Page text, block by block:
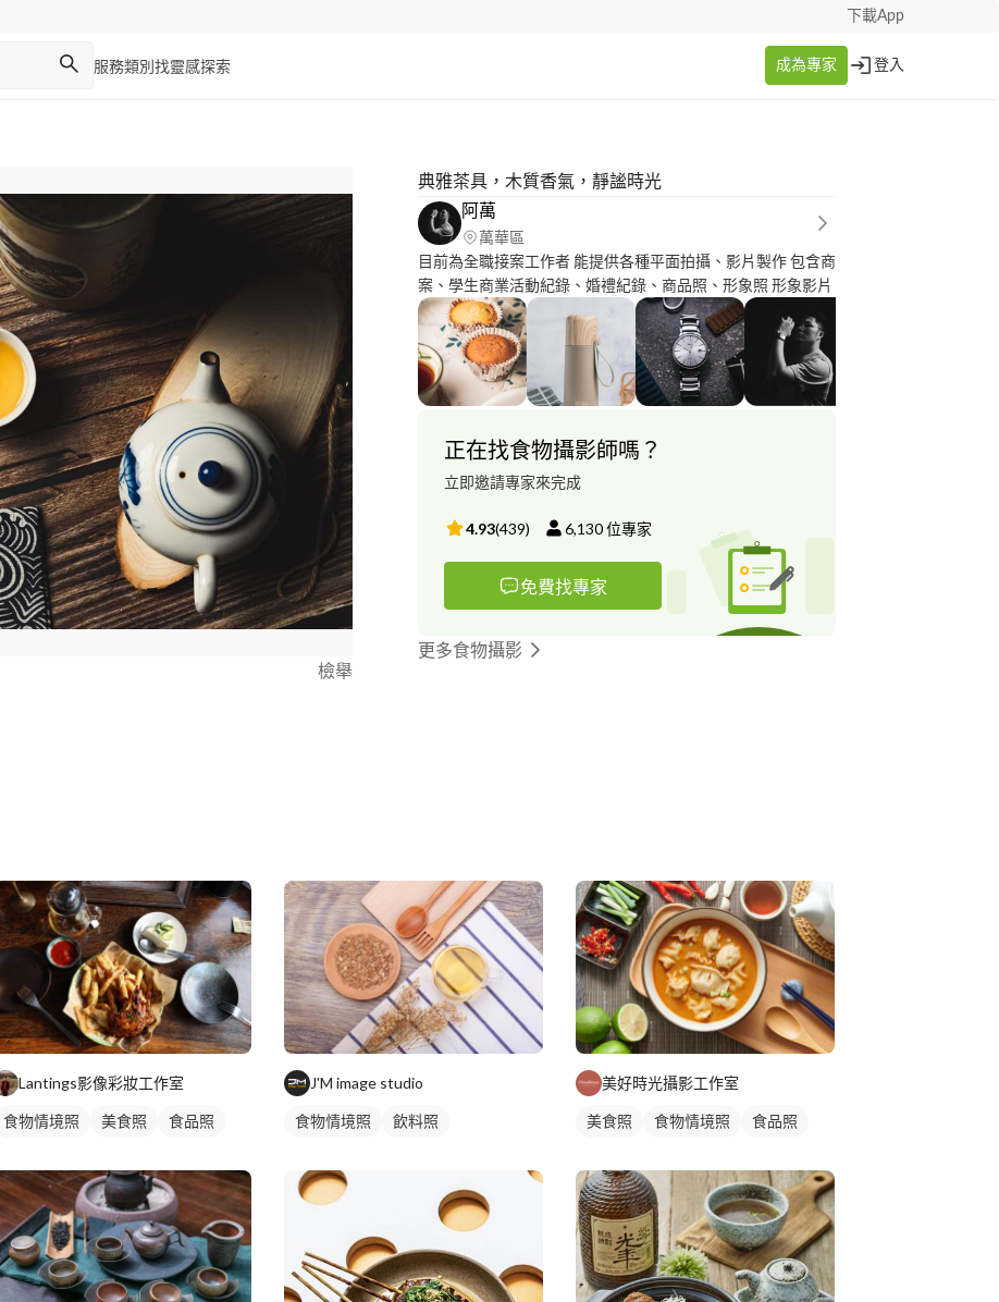
下載App
服務類別 找靈感探索 成為專家 登入
檢舉
典雅茶具，木質香氣，靜謐時光
阿萬
萬華區
目前為全職接案工作者 能提供各種平面拍攝、影片製作 包含商
案、學生商業活動紀錄、婚禮紀錄、商品照、形象照 形象影片
正在找食物攝影師嗎？
立即邀請專家來完成
4.93(439) 6,130位專家
免費找專家
更多食物攝影
Lantings影像彩妝工作室
食物情境照 美食照 食品照
J'M image studio
食物情境照 飲料照
美好時光攝影工作室
美食照 食物情境照 食品照